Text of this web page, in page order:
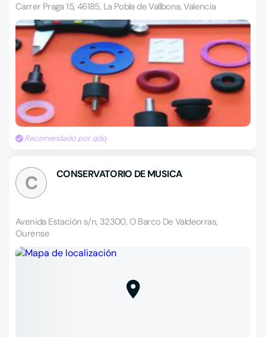
Carrer Praga 15, 46185, La Pobla de Vallbona, Valencia
Recomendado por qdq
C CONSERVATORIO DE MUSICA
Avenida Estación s/n, 32300, O Barco De Valdeorras,
Ourense